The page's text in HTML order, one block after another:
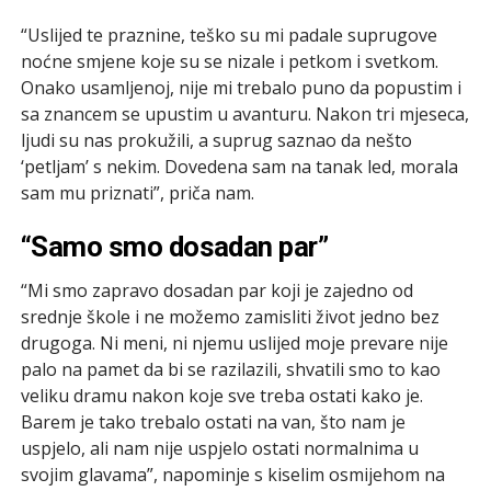
“Uslijed te praznine, teško su mi padale suprugove
noćne smjene koje su se nizale i petkom i svetkom.
Onako usamljenoj, nije mi trebalo puno da popustim i
sa znancem se upustim u avanturu. Nakon tri mjeseca,
ljudi su nas prokužili, a suprug saznao da nešto
‘petljam’ s nekim. Dovedena sam na tanak led, morala
sam mu priznati”, priča nam.
“Samo smo dosadan par”
“Mi smo zapravo dosadan par koji je zajedno od
srednje škole i ne možemo zamisliti život jedno bez
drugoga. Ni meni, ni njemu uslijed moje prevare nije
palo na pamet da bi se razilazili, shvatili smo to kao
veliku dramu nakon koje sve treba ostati kako je.
Barem je tako trebalo ostati na van, što nam je
uspjelo, ali nam nije uspjelo ostati normalnima u
svojim glavama”, napominje s kiselim osmijehom na